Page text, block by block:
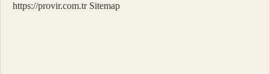
https://provir.com.tr Sitemap